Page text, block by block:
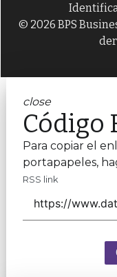
© 2026 BPS
close
Código
Para copiar el
portapapeles,
RSS link